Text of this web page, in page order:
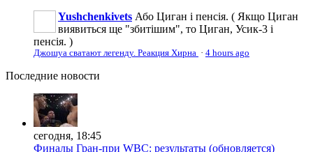
Yushchenkivets Або Циган і пенсія. ( Якщо Циган
виявиться ще "збитішим", то Циган, Усик-3 і
пенсія. )
Джошуа сватают легенду. Реакция Хирна · 4 hours ago
Последние новости
сегодня, 18:45
Финалы Гран-при WBC: результаты (обновляется)